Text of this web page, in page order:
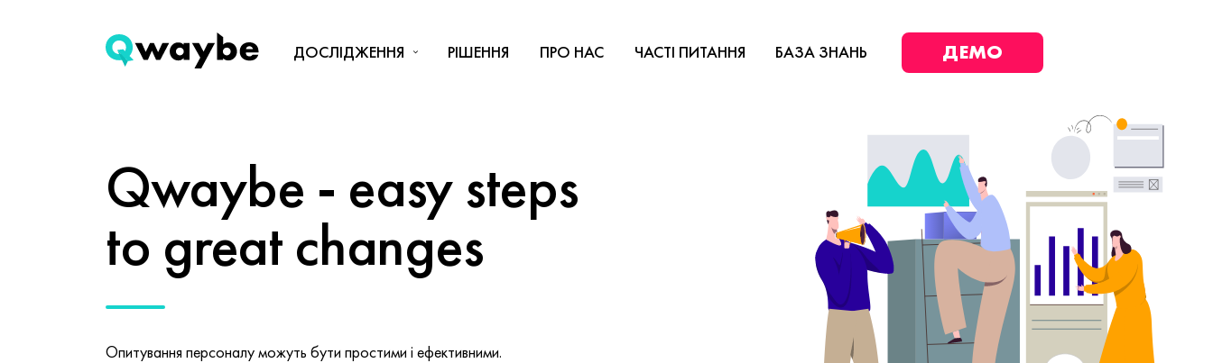
ДОСЛІДЖЕННЯ РІШЕННЯ ПРО НАС ЧАСТІ ПИТАННЯ БАЗА ЗНАНЬ ДЕМО
Qwaybe - easy steps
to great changes
Опитування персоналу можуть бути простими і ефективними.